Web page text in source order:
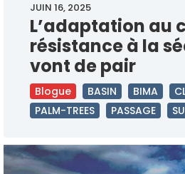
JUIN 16, 2025
L’adaptation au
résistance à la
vont de pair
Blogue BASIN BIMA
PALM-TREES
PASSAGE